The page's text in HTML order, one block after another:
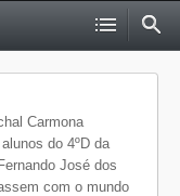
Carmona
do 4ºD da
José dos
com o mundo